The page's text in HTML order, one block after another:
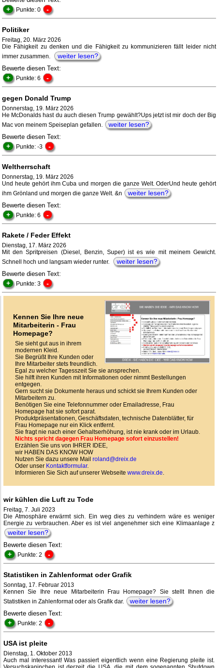
+ Punkte: 0 -
Politiker
Freitag, 20. März 2026
Die Fähigkeit zu denken und die Fähigkeit zu kommunizieren fällt leider nicht
immer zusammen.
weiter lesen?
Bewerte diesen Text:
+ Punkte: 6 -
gegen Donald Trump
Donnerstag, 19. März 2026
He McDonalds hast du auch diesen Trump gewählt?Ups jetzt ist mir doch der Big
Mac von meinem Speiseplan gefallen.
weiter lesen?
Bewerte diesen Text:
+ Punkte: -3 -
Weltherrschaft
Donnerstag, 19. März 2026
Und heute gehört ihm Cuba und morgen die ganze Welt. OderUnd heute gehört
ihm Grönland und morgen die ganze Welt. &n
weiter lesen?
Bewerte diesen Text:
+ Punkte: 6 -
Rakete / Feder Effekt
Dienstag, 17. März 2026
Mit den Spritpreisen (Diesel, Benzin, Super) ist es wie mit meinem Gewicht.
Schnell hoch und langsam wieder runter.
weiter lesen?
Bewerte diesen Text:
+ Punkte: 3 -
Kennen Sie Ihre neue
Mitarbeiterin - Frau
Homepage?
Sie sieht gut aus in ihrem
modernen Kleid.
Sie Begrüßt Ihre Kunden oder
Ihre Mitarbeiter stets freundlich.
Egal zu welcher Tagesszeit Sie sie ansprechen.
Sie hilft ihren Kunden mit Informationen oder nimmt Bestellungen
entgegen.
Gern sucht sie Dokumente heraus und schickt sie Ihrem Kunden oder
Mitarbeitern zu.
Benötigen Sie eine Telefonnummer oder Emailadresse, Frau
Homepage hat sie sofort parat.
Produktpräsentationen, Geschäftsdaten, technische Datenblätter, für
Frau Homepage nur ein Klick entfernt.
Sie fragt nie nach einer Gehaltserhöhung, ist nie krank oder im Urlaub.
Nichts spricht dagegen Frau Homepage sofort einzustellen!
Erzählen Sie uns von IHRER IDEE,
wir HABEN DAS KNOW HOW
Nutzen Sie dazu unsere Mail roland@dreix.de
Oder unser Kontaktformular.
Informieren Sie Sich auf unserer Webseite www.dreix.de.
wir kühlen die Luft zu Tode
Freitag, 7. Juli 2023
Die Atmosphäre erwärmt sich. Ein weg dies zu verhindern wäre es weniger
Energie zu verbrauchen. Aber es ist viel angenehmer sich eine Klimaanlage z
weiter lesen?
Bewerte diesen Text:
+ Punkte: 2 -
Statistiken in Zahlenformat oder Grafik
Sonntag, 17. Februar 2013
Kennen Sie Ihre neue Mitarbeiterin Frau Homepage? Sie stellt Ihnen die
Statistiken in Zahlenformat oder als Grafik dar.
weiter lesen?
Bewerte diesen Text:
+ Punkte: 2 -
USA ist pleite
Dienstag, 1. Oktober 2013
Auch mal interessant! Was passiert eigentlich wenn eine Regierung pleite ist.